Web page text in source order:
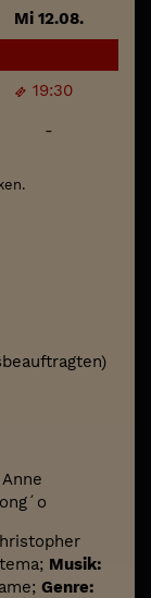
Mi 12.08.
19:30
-
Musik:
Genre: